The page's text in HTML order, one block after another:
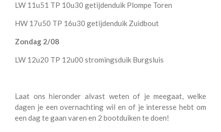
LW 11u51 TP 10u30 getijdenduik Plompe Toren
HW 17u50 TP 16u30 getijdenduik Zuidbout
Zondag 2/08
LW 12u20 TP 12u00 stromingsduik Burgsluis
Laat ons hieronder alvast weten of je meegaat, welke
dagen je een overnachting wil en of je interesse hebt om
een dag te gaan varen en 2 bootduiken te doen!